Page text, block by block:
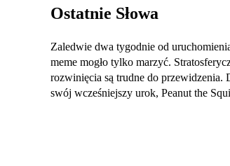
Ostatnie Słowa
Zaledwie dwa tygodnie od
meme mogło tylko marzyć.
rozwinięcia są trudne do przewidzenia.
swój wcześniejszy urok, Peanut the